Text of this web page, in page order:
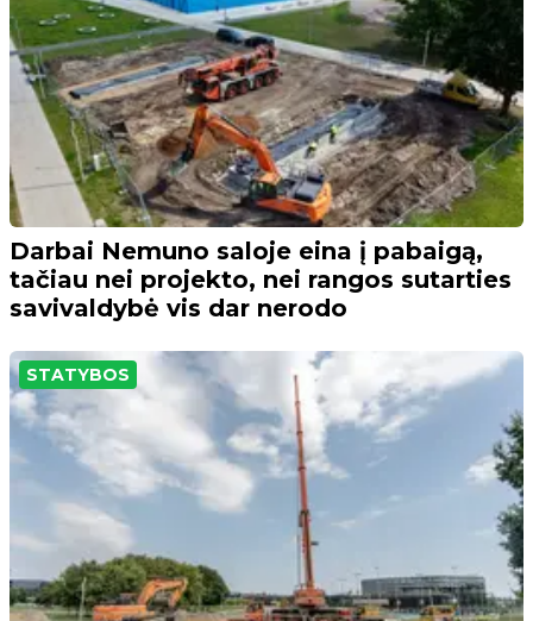
Darbai Nemuno saloje eina į pabaigą,
tačiau nei projekto, nei rangos sutarties
savivaldybė vis dar nerodo
STATYBOS